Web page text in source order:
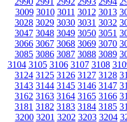
3009 3010 3011 3012 3013
3028 3029 3030 3031 3032
3047 3048 3049 3050 3051
3066 3067 3068 3069 3070
3085 3086 3087 3088 3089
3104 3105 3106 3107 3108
3124 3125 3126 3127 3128
3143 3144 3145 3146 3147
3162 3163 3164 3165 3166
3181 3182 3183 3184 3185
3200 3201 3202 3203 3204